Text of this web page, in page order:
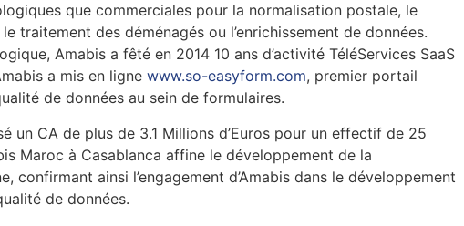
que commerciales pour la normalisation postale, le
traitement des déménagés ou l’enrichissement de données.
Amabis a fêté en 2014 10 ans d’activité TéléServices SaaS
a mis en ligne www.so-easyform.com, premier portail
de données au sein de formulaires.
un CA de plus de 3.1 Millions d’Euros pour un effectif de 25
Maroc à Casablanca affine le développement de la
confirmant ainsi l’engagement d’Amabis dans le développement
de données.